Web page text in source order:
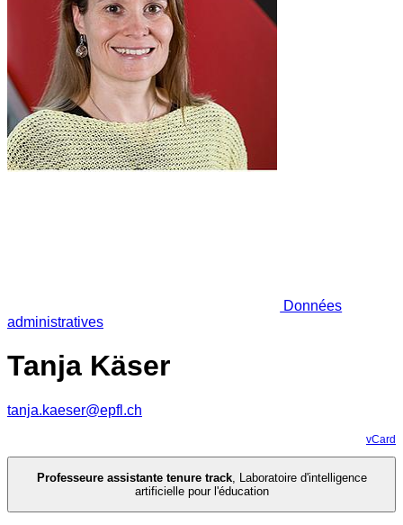
Données
administratives
Tanja Käser
tanja.kaeser@epfl.ch
vCard
Professeure assistante tenure track, Laboratoire d'intelligence
artificielle pour l'éducation